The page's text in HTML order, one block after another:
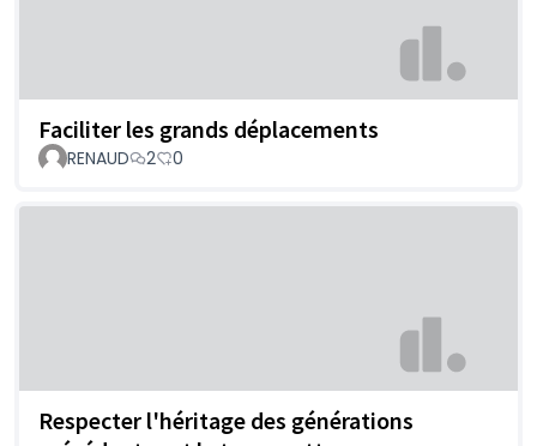
Faciliter les grands déplacements
RENAUD 2 0
Respecter l'héritage des générations